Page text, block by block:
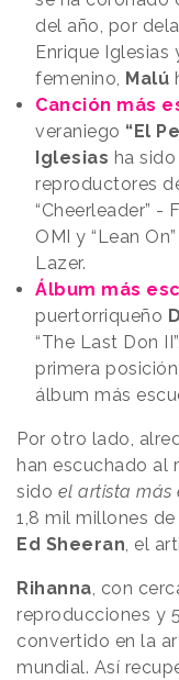
del año, por
Enrique Iglesias
femenino, Malú
Canción más
veraniego “El
Iglesias ha
reproductores
“Cheerleader” -
OMI y “Lean
Lazer.
Álbum más
puertorriqueño
“The Last Don
primera
álbum más
Por otro lado,
han escuchado al
sido el artista más
1,8 mil millones
Ed Sheeran, el
Rihanna, con
reproducciones y
convertido en la
mundial. Así